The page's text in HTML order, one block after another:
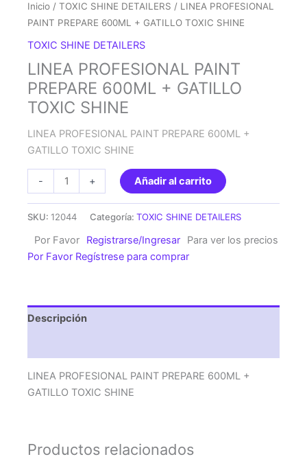
Inicio / TOXIC SHINE DETAILERS / LINEA PROFESIONAL
PAINT PREPARE 600ML + GATILLO TOXIC SHINE
TOXIC SHINE DETAILERS
LINEA PROFESIONAL PAINT
PREPARE 600ML + GATILLO
TOXIC SHINE
LINEA PROFESIONAL PAINT PREPARE 600ML +
GATILLO TOXIC SHINE
-
PROFESIONAL
600ML
+
SHINE
cantidad
+ Añadir al carrito
SKU: 12044 Categoría: TOXIC SHINE DETAILERS
Por Favor Registrarse/Ingresar
Para ver los precios
Por Favor Regístrese para comprar
Descripción
LINEA PROFESIONAL PAINT PREPARE 600ML +
GATILLO TOXIC SHINE
Productos relacionados